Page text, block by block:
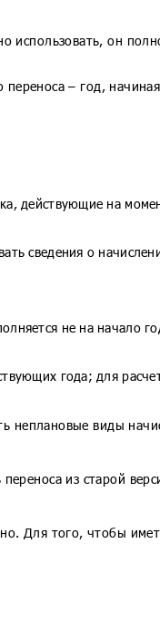
он
– год,
действующие на
сведения о
не на начало
года; для
неплановые виды
из старой
Для того, чтобы